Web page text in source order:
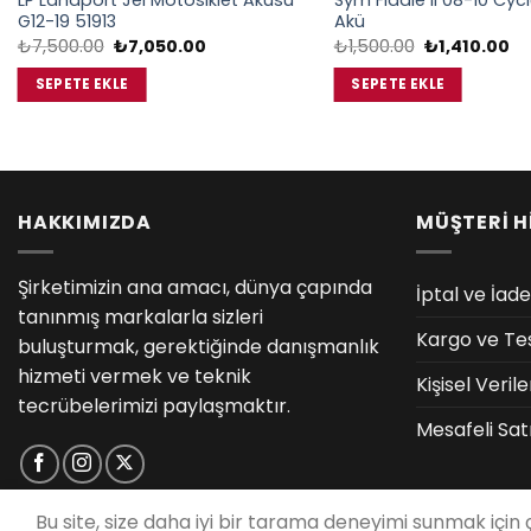
G12-19 51913
₺7,500.00 Orijinal
fiyat:
₺7,500.00.
₺7,050.00
SEPETE EKLE
Akü
₺1,500.00 Orijinal
fiyat:
₺1,500.00.
₺1,410.00Şu
SEPETE EKLE
HAKKIMIZDA
Şirketimizin ana amacı, dünya çapında
tanınmış markalarla sizleri
buluşturmak, gerektiğinde danışmanlık
hizmeti vermek ve teknik
tecrübelerimizi paylaşmaktır.
MÜŞTERİ
İptal ve
Kargo ve
Kişisel
Mesafeli
Bu site, size daha iyi bir tarama deneyimi sunmak